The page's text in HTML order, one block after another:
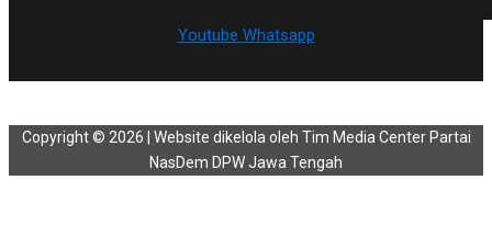
Youtube Whatsapp
Copyright © 2026 | Website dikelola oleh Tim Media Center Partai
NasDem DPW Jawa Tengah